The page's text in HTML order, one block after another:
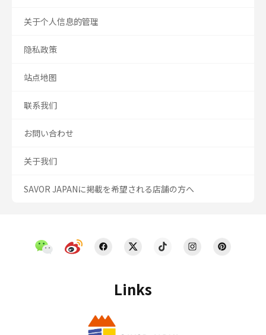
Links
关于个人信息的管理
隐私政策
站点地图
联系我们
お問い合わせ
关于我们
SAVOR JAPANに掲載を希望される店舗の方へ